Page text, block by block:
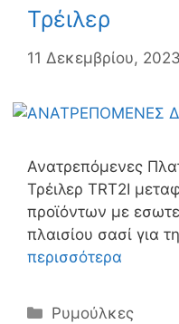
Τρέιλερ
11 Δεκεμβρίου, 2023
Ανατρεπόμενες
Τρέιλερ TRT2I
προϊόντων με
πλαισίου σασί για
περισσότερα
Κατηγορίες
Ρυμούλκες